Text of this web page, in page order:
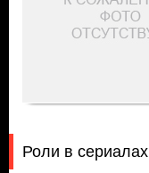
Роли в сериалах